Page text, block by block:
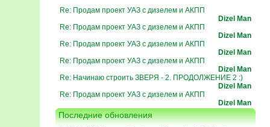
Re: Продам проект УАЗ с дизелем и АКПП
Dizel Man
Re: Продам проект УАЗ с дизелем и АКПП
Dizel Man
Re: Продам проект УАЗ с дизелем и АКПП
Dizel Man
Re: Продам проект УАЗ с дизелем и АКПП
Dizel Man
Re: Начинаю строить ЗВЕРЯ - 2. ПРОДОЛЖЕНИЕ 2 :)
Dizel Man
Re: Продам проект УАЗ с дизелем и АКПП
Dizel Man
Последние обновления